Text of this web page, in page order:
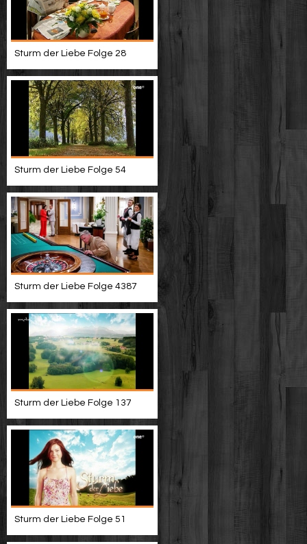
Sturm der Liebe Folge 28
Sturm der Liebe Folge 54
Sturm der Liebe Folge 4387
Sturm der Liebe Folge 137
Sturm der Liebe Folge 51